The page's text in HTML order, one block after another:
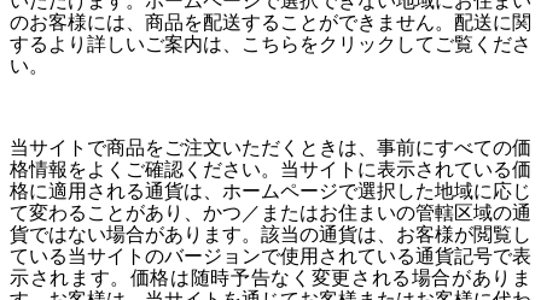
のお客様には、商品を配送することができません。配送に関
するより詳しいご案内は、こちらをクリックしてご覧くださ
い。
当サイトで商品をご注文いただくときは、事前にすべての価
格情報をよくご確認ください。当サイトに表示されている価
格に適用される通貨は、ホームページで選択した地域に応じ
て変わることがあり、かつ／またはお住まいの管轄区域の通
貨ではない場合があります。該当の通貨は、お客様が閲覧し
ている当サイトのバージョンで使用されている通貨記号で表
示されます。価格は随時予告なく変更される場合がありま